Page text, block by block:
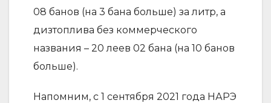
08 банов (на 3 бана больше) за литр, а
дизтоплива без коммерческого
названия – 20 леев 02 бана (на 10 банов
больше).
Напомним, с 1 сентября 2021 года НАРЭ